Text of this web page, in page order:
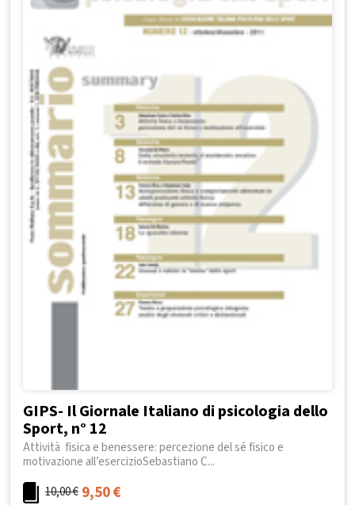
GIPS- Il Giornale Italiano di psicologia dello
Sport, n° 12
Attività fisica e benessere: percezione del sé fisico e
motivazione all’esercizioSebastiano C...
10,00€ 9,50€